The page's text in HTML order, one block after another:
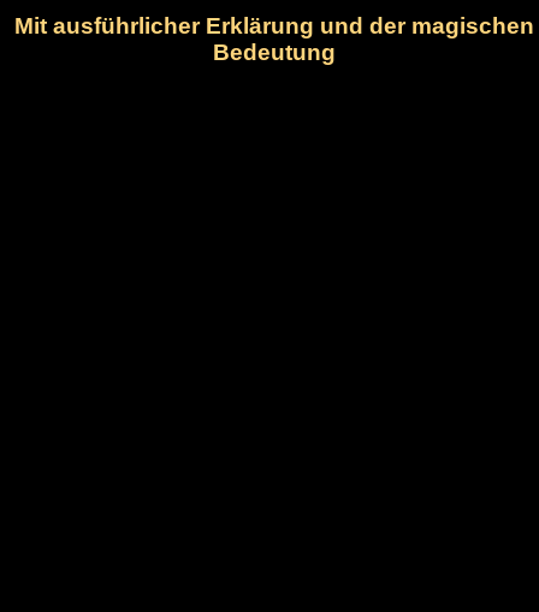
Mit ausführlicher Erklärung und der magischen
Bedeutung